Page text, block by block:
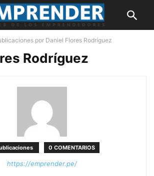
por Daniel Flores Rodríguez
Rodríguez
0 COMENTARIOS
https://emprender.pe/